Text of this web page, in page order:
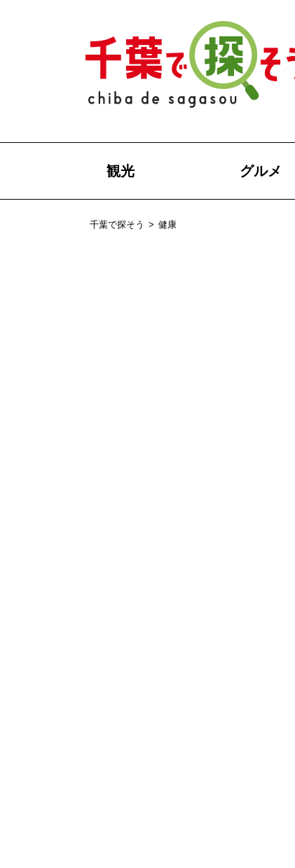
観光 グルメ
千葉で探そう > 健康